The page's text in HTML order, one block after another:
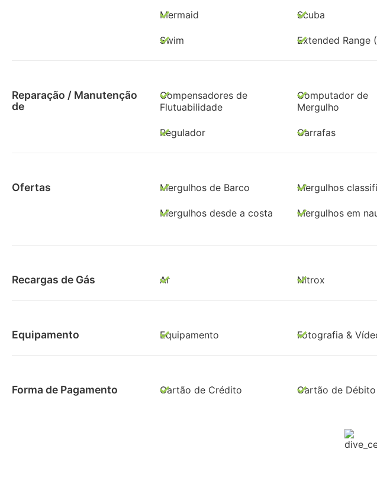
Mermaid Scuba
Swim Extended Range
Reparação / Manutenção
de
Compensadores de
Flutuabilidade
Computador de
Mergulho
Regulador Garrafas
Ofertas Mergulhos de Barco Mergulhos
Mergulhos desde a costa Mergulhos em
Recargas de Gás Ar Nitrox
Equipamento Equipamento Fotografia &
Forma de Pagamento Cartão de Crédito Cartão de Débito